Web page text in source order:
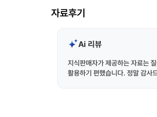
자료후기
Ai 리뷰
지식판매자가 제공하는 자료는
활용하기 편했습니다. 정말 감사